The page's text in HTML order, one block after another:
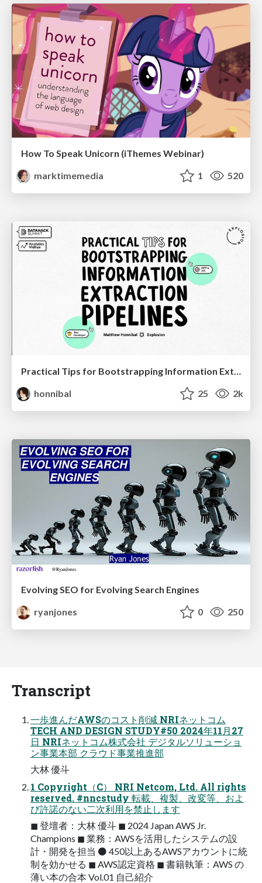
How To Speak Unicorn (iThemes Webinar)
marktimemedia
1 520
Practical Tips for Bootstrapping Information Extraction Pipelines
honnibal
25 2k
Evolving SEO for Evolving Search Engines
ryanjones
0 250
Transcript
一歩進んだAWSのコスト削減 NRIネットコム
TECH AND DESIGN STUDY#50 2024年11月27
日 NRIネットコム株式会社 デジタルソリューショ
ン事業本部 クラウド事業推進部
大林 優斗
1 Copyright（C） NRI Netcom, Ltd. All rights
reserved. #nncstudy 転載、複製、改変等、およ
び許諾のない二次利用を禁止します
◼ 登壇者：大林 優斗 ◼ 2024 Japan AWS Jr.
Champions ◼ 業務：AWSを活用したシステムの設
計・開発を担当 ⚫ 450以上あるAWSアカウントに統
制を効かせる ◼ AWS認定資格 ◼ 書籍執筆：AWS の
薄い本の合本 Vol.01 自己紹介